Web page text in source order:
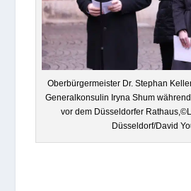
Ober­bür­ger­meis­ter Dr. Ste­phan
Gene­ral­kon­su­lin Iryna Shum
vor dem Düs­sel­dor­fer
Düsseldorf/David